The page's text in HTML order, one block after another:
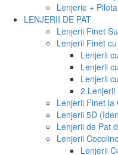
Lenjerie +
LENJERII DE PAT
Lenjerii Finet
Lenjerii Finet
Lenjerii
Lenjerii
Lenjerii
2 Lenjerii
Lenjerii Finet la
Lenjerii 5D
Lenjerii de Pat
Lenjerii Cocolino
Lenjerii